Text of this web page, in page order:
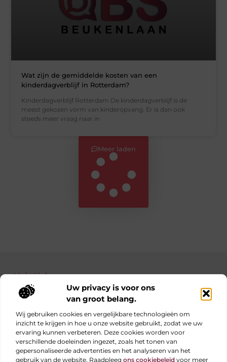
Uw privacy is voor ons
van groot belang.
Wij gebruiken cookies en vergelijkbare technologieën om
inzicht te krijgen in hoe u onze website gebruikt, zodat we uw
ervaring kunnen verbeteren. Deze cookies worden voor
verschillende doeleinden ingezet, zoals het tonen van
gepersonaliseerde advertenties en het analyseren van het
gebruik van de website. Raadpleeg ons cookiebeleid voor meer
Wat zijn de gemiddelde kosten van een
kinderdagverblijf in Rotterdam?
Kinderdagverblijf Rotterdam De kinderdagverblijf is de
meest gekozen vorm van kinderopvang. Er is dan ook
steeds meer vraag naar in
Meer laden
Main Links
Bekende Nederlanders
Elke dag iets nieuws op obs-beukenlaan.nl
Blogs vol inspiratie, inzichten en tips voor jouw dagelijks
leven.